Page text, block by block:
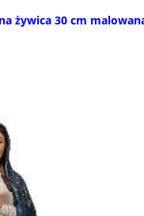
żywica 30 cm